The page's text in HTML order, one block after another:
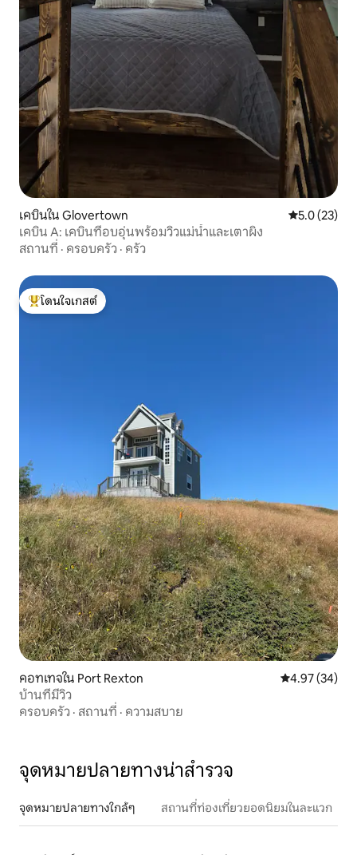
เคบินใน Glovertown คะแนนเฉลี่ย
5.0 (23)
เคบิน A: เคบินที่อบอุ่นพร้อมวิวแม่น้ำและเตาผิง
สถานที่ · ครอบครัว · ครัว
โดนใจเกสต์ที่สุด
โดนใจเกสต์
คอทเทจใน Port Rexton คะแนนเฉลี่ย
4.97 (34)
บ้านที่มีวิว
ครอบครัว · สถานที่ · ความสบาย
จุดหมายปลายทางน่าสำรวจ
จุดหมายปลายทางใกล้ๆ สถานที่ท่องเที่ยวยอดนิยมในละแวก